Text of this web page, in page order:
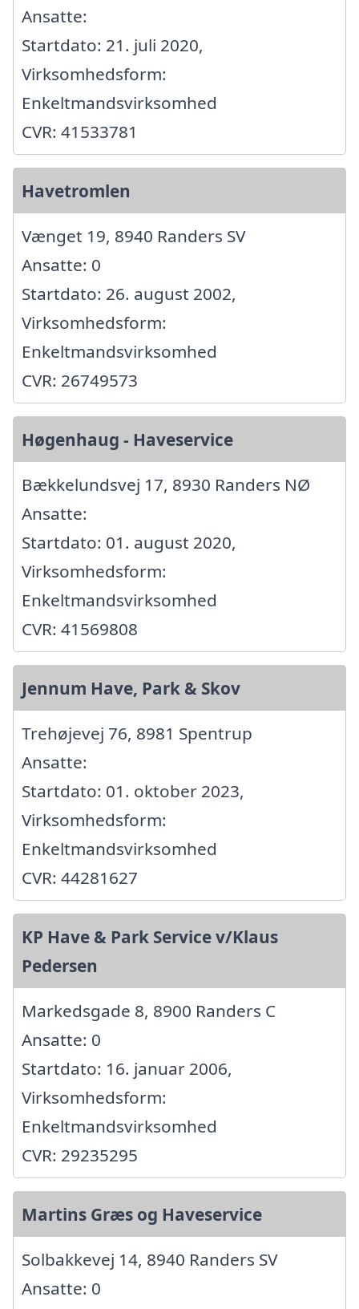
Ansatte:
Startdato: 21. juli 2020,
Virksomhedsform:
Enkeltmandsvirksomhed
CVR: 41533781
Havetromlen
Vænget 19, 8940 Randers SV
Ansatte: 0
Startdato: 26. august 2002,
Virksomhedsform:
Enkeltmandsvirksomhed
CVR: 26749573
Høgenhaug - Haveservice
Bækkelundsvej 17, 8930 Randers NØ
Ansatte:
Startdato: 01. august 2020,
Virksomhedsform:
Enkeltmandsvirksomhed
CVR: 41569808
Jennum Have, Park & Skov
Trehøjevej 76, 8981 Spentrup
Ansatte:
Startdato: 01. oktober 2023,
Virksomhedsform:
Enkeltmandsvirksomhed
CVR: 44281627
KP Have & Park Service v/Klaus
Pedersen
Markedsgade 8, 8900 Randers C
Ansatte: 0
Startdato: 16. januar 2006,
Virksomhedsform:
Enkeltmandsvirksomhed
CVR: 29235295
Martins Græs og Haveservice
Solbakkevej 14, 8940 Randers SV
Ansatte: 0